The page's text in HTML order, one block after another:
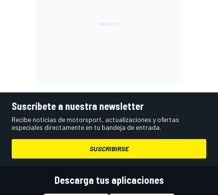
Suscríbete a nuestra newsletter
Recibe noticias de motorsport, actualizaciones y ofertas
especiales directamente en tu bandeja de entrada.
SUSCRIBIRSE
Descarga tus aplicaciones